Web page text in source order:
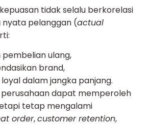
tidak selalu berkorelasi
pelanggan (actual
ulang,
brand,
dalam jangka panjang.
dapat memperoleh
tetap mengalami
order,customer retention,